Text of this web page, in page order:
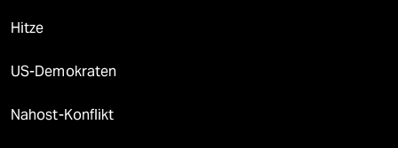
Hitze
US-Demokraten
Nahost-Konflikt